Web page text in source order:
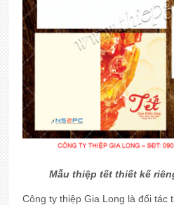
Mẫu thiệp tết thiết kế
Công ty thiệp Gia Long là đối tác